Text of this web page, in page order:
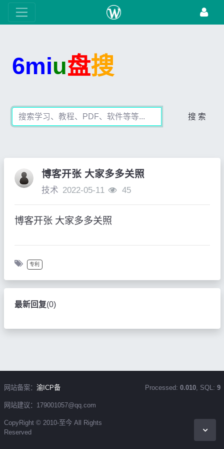
6miu盘搜
搜 索
博客开张 大家多多关照
技术 2022-05-11 45
博客开张 大家多多关照
专利
最新回复(0)
网站备案： 渝ICP备
网站建议：179001057@qq.com
CopyRight © 2010-至今 All Rights
Reserved
Processed: 0.010, SQL: 9